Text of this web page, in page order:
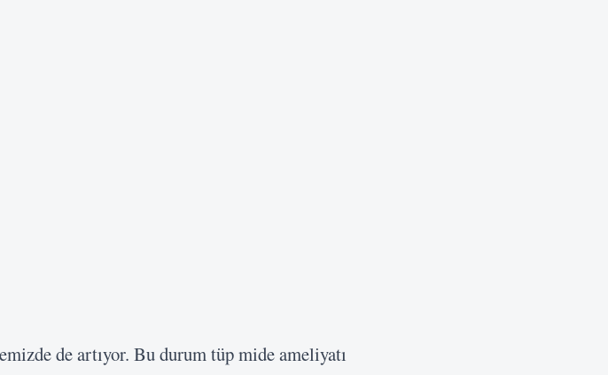
de artıyor. Bu durum tüp mide ameliyatı